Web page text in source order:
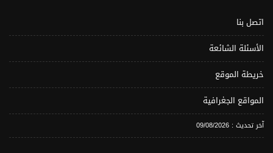
اتصل بنا
الأسئلة الشائعة
خريطة الموقع
المواقع الجغرافية
آخر تحديث : 09/08/2026